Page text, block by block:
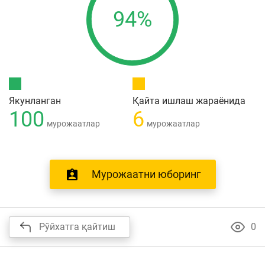
94%
Якунланган
100 мурожаатлар
Қайта ишлаш жараёнида
6 мурожаатлар
Мурожаатни юборинг
Рўйхатга қайтиш 0